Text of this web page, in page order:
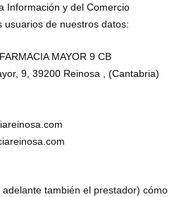
Información y del Comercio
usuarios de nuestros datos:
MAYOR 9 CB
9, 39200 Reinosa , (Cantabria)
adelante también el prestador) cómo